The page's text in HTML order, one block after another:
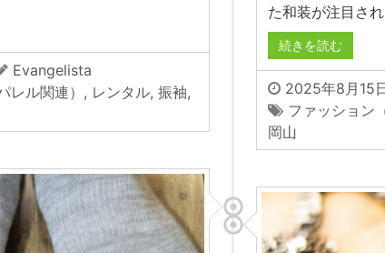
Evangelista
レル関連） , レンタル, 振袖,
た和装が注目され
続きを読む
2025年8月15
ファッション
岡山